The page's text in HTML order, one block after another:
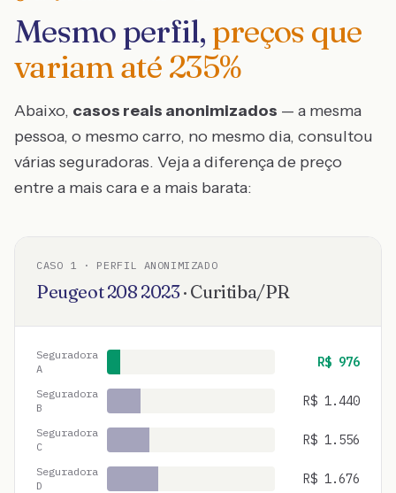
Mesmo perfil, preços que
variam até 235%
Abaixo, casos reais anonimizados — a mesma
pessoa, o mesmo carro, no mesmo dia, consultou
várias seguradoras. Veja a diferença de preço
entre a mais cara e a mais barata:
CASO 1 · PERFIL ANONIMIZADO
Peugeot208 2023· Curitiba/PR
Seguradora
A
R$ 976
Seguradora
B
R$ 1.440
Seguradora
C
R$ 1.556
Seguradora
D
R$ 1.676